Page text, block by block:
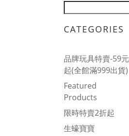
CATEGORIES
品牌玩具特賣-59元
起(全館滿999出貨)
Featured
Products
限時特賣2折起
生蠔寶寶